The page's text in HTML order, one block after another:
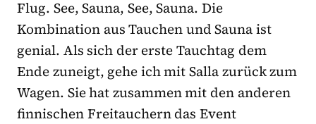
Flug. See, Sauna, See, Sauna. Die
Kombination aus Tauchen und Sauna ist
genial. Als sich der erste Tauchtag dem
Ende zuneigt, gehe ich mit Salla zurück zum
Wagen. Sie hat zusammen mit den anderen
finnischen Freitauchern das Event